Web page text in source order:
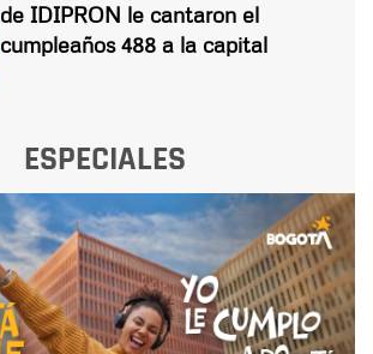
de IDIPRON le cantaron el
cumpleaños 488 a la capital
ESPECIALES